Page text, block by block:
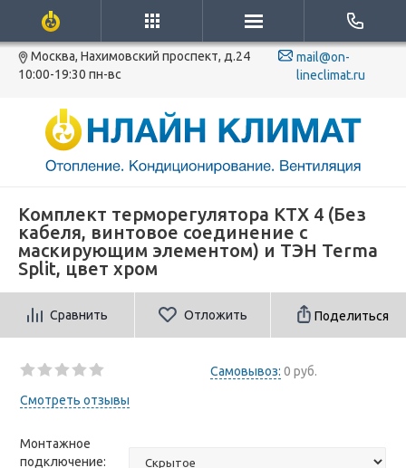
Москва, Нахимовский проспект, д.24
10:00-19:30 пн-вс
mail@on-
lineclimat.ru
Комплект терморегулятора KTX 4 (Без
кабеля, винтовое соединение с
маскирующим элементом) и ТЭН Terma
Split, цвет хром
Сравнить Отложить Поделиться
Самовывоз: 0 руб.
Смотреть отзывы
Монтажное
подключение: